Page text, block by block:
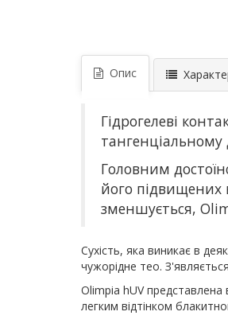
Опис
Гідрогелеві
тангенціальному
Головним
його підвищених
зменшується,
Сухість, яка виникає в
чужорідне тео.
Olimpia hUV представлена
легким відтінком